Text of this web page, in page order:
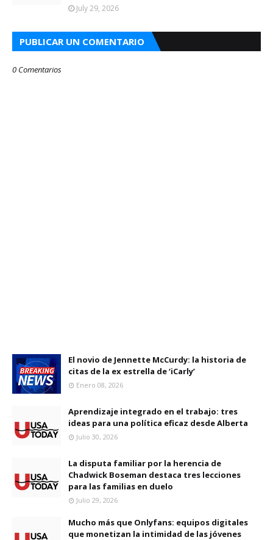
July 29, 2026
PUBLICAR UN COMENTARIO
0 Comentarios
El novio de Jennette McCurdy: la historia de
citas de la ex estrella de ‘iCarly’
Enero 08, 2026
Aprendizaje integrado en el trabajo: tres
ideas para una política eficaz desde Alberta
Julio 30, 2026
La disputa familiar por la herencia de
Chadwick Boseman destaca tres lecciones
para las familias en duelo
Julio 29, 2026
Mucho más que Onlyfans: equipos digitales
que monetizan la intimidad de las jóvenes